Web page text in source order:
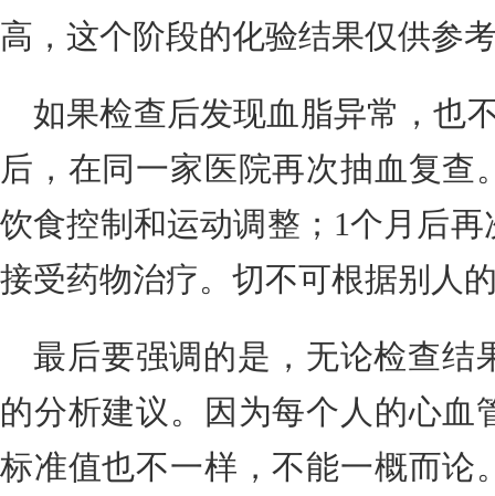
高，这个阶段的化验结果仅供参
如果检查后发现血脂异常，也
后，在同一家医院再次抽血复查
饮食控制和运动调整；1个月后
接受药物治疗。切不可根据别人
最后要强调的是，无论检查结
的分析建议。因为每个人的心血
标准值也不一样，不能一概而论